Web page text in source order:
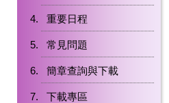
重要日程
常見問題
簡章查詢與下載
下載專區